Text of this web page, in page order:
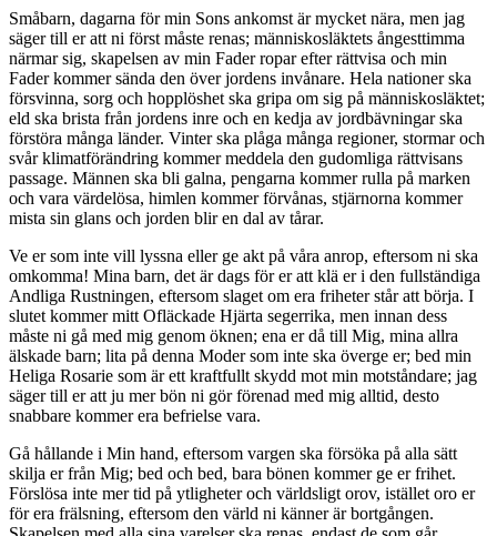
Småbarn, dagarna för min Sons ankomst är mycket nära, men jag
säger till er att ni först måste renas; människosläktets ångesttimma
närmar sig, skapelsen av min Fader ropar efter rättvisa och min
Fader kommer sända den över jordens invånare. Hela nationer ska
försvinna, sorg och hopplöshet ska gripa om sig på människosläktet;
eld ska brista från jordens inre och en kedja av jordbävningar ska
förstöra många länder. Vinter ska plåga många regioner, stormar och
svår klimatförändring kommer meddela den gudomliga rättvisans
passage. Männen ska bli galna, pengarna kommer rulla på marken
och vara värdelösa, himlen kommer förvånas, stjärnorna kommer
mista sin glans och jorden blir en dal av tårar.
Ve er som inte vill lyssna eller ge akt på våra anrop, eftersom ni ska
omkomma! Mina barn, det är dags för er att klä er i den fullständiga
Andliga Rustningen, eftersom slaget om era friheter står att börja. I
slutet kommer mitt Ofläckade Hjärta segerrika, men innan dess
måste ni gå med mig genom öknen; ena er då till Mig, mina allra
älskade barn; lita på denna Moder som inte ska överge er; bed min
Heliga Rosarie som är ett kraftfullt skydd mot min motståndare; jag
säger till er att ju mer bön ni gör förenad med mig alltid, desto
snabbare kommer era befrielse vara.
Gå hållande i Min hand, eftersom vargen ska försöka på alla sätt
skilja er från Mig; bed och bed, bara bönen kommer ge er frihet.
Förslösa inte mer tid på ytligheter och världsligt orov, istället oro er
för era frälsning, eftersom den värld ni känner är bortgången.